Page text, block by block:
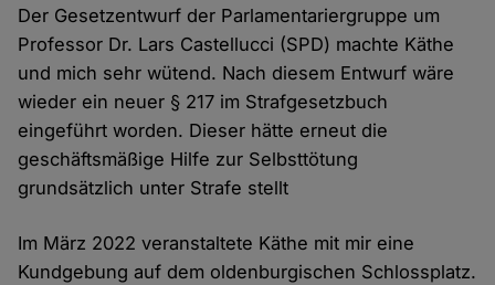
Der Gesetzentwurf der Parlamentariergruppe um
Professor Dr. Lars Castellucci (SPD) machte Käthe
und mich sehr wütend. Nach diesem Entwurf wäre
wieder ein neuer § 217 im Strafgesetzbuch
eingeführt worden. Dieser hätte erneut die
geschäftsmäßige Hilfe zur Selbsttötung
grundsätzlich unter Strafe stellt
Im März 2022 veranstaltete Käthe mit mir eine
Kundgebung auf dem oldenburgischen Schlossplatz.